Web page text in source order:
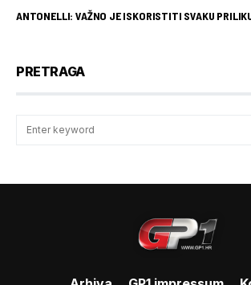
ANTONELLI: VAŽNO JE ISKORISTITI SVAKU
PRETRAGA